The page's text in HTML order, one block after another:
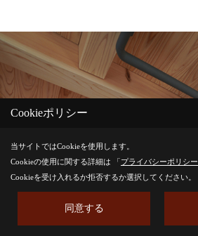
Cookieポリシー
当サイトではCookieを使用します。
Cookieの使用に関する詳細は 「プライバシーポリシー
Cookieを受け入れるか拒否するか選択してください。
同意する